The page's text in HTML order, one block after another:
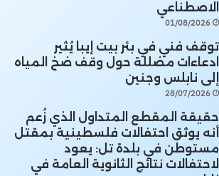
الاصطناعي
01/08/2026
توقف فني في بئر بيت إيبا يُثير
ادعاءات مضللة حول وقف ضخ المياه
إلى نابلس وجنين
28/07/2026
حقيقة المقطع المتداول الذي زُعم
أنه يوثق احتفالات فلسطينية بمقتل
مستوطن في بلدة تل: يعود
لاحتفالات نتائج الثانوية العامة في